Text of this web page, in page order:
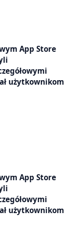
App Store
użytkownikom
App Store
użytkownikom